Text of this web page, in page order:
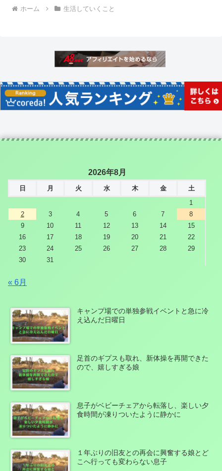
ホーム 生活していくこと
2026年8月
日 月 火 水 木 金
土
1
2
3 4 5 6 7
8
9
10 11 12 13 14
15
16
17 18 19 20 21
22
23
24 25 26 27 28
29
30
31
« 6月
キャンプ場での単独参戦イベントと急に冷
え込んだ日曜日
足首のギプスも取れ、新体操を再開できた
ので、嬉しすぎる娘
息子がベビーチェアから転落し、楽しい夕
食時間が凍りついたように静かに
１年ぶりの旧友との再会に興奮する娘とど
こへ行っても変わらない息子